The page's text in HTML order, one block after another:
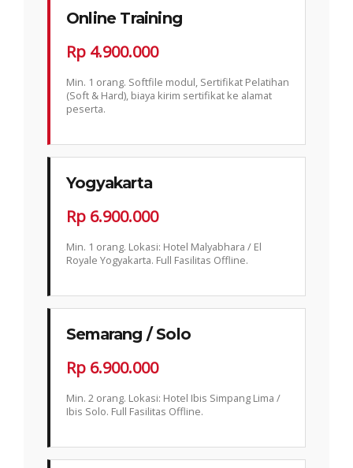
Online Training
Rp 4.900.000
Min. 1 orang. Softfile modul, Sertifikat Pelatihan
(Soft & Hard), biaya kirim sertifikat ke alamat
peserta.
Yogyakarta
Rp 6.900.000
Min. 1 orang. Lokasi: Hotel Malyabhara / El
Royale Yogyakarta. Full Fasilitas Offline.
Semarang / Solo
Rp 6.900.000
Min. 2 orang. Lokasi: Hotel Ibis Simpang Lima /
Ibis Solo. Full Fasilitas Offline.